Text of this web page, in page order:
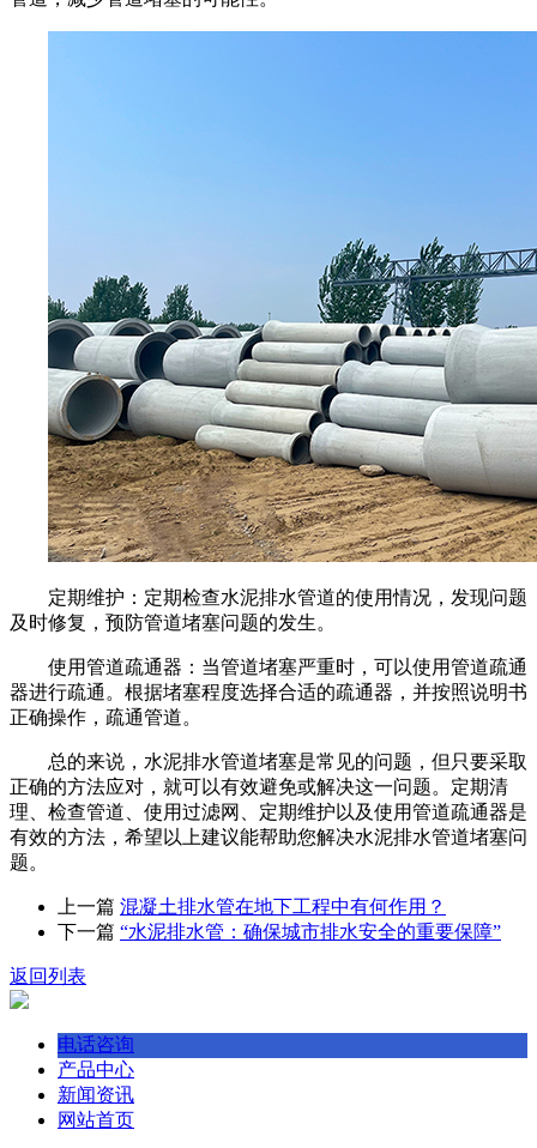
定期维护：定期检查水泥排水管道的使用情况，发现问题
及时修复，预防管道堵塞问题的发生。
使用管道疏通器：当管道堵塞严重时，可以使用管道疏通
器进行疏通。根据堵塞程度选择合适的疏通器，并按照说明书
正确操作，疏通管道。
总的来说，水泥排水管道堵塞是常见的问题，但只要采取
正确的方法应对，就可以有效避免或解决这一问题。定期清
理、检查管道、使用过滤网、定期维护以及使用管道疏通器是
有效的方法，希望以上建议能帮助您解决水泥排水管道堵塞问
题。
上一篇 混凝土排水管在地下工程中有何作用？
下一篇 “水泥排水管：确保城市排水安全的重要保障”
返回列表
电话咨询
产品中心
新闻资讯
网站首页